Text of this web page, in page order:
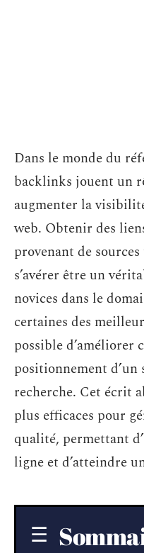
Dans le monde du
backlinks jouent un
augmenter la
web. Obtenir des
provenant de
s’avérer être un
novices dans le
certaines des
possible d’améliorer
positionnement d’un
recherche. Cet écrit
plus efficaces pour
qualité, permettant
ligne et d’atteindre